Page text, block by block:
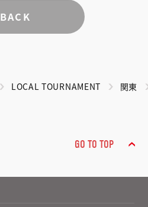
BACK
LOCAL TOURNAMENT 関東
GO TO TOP